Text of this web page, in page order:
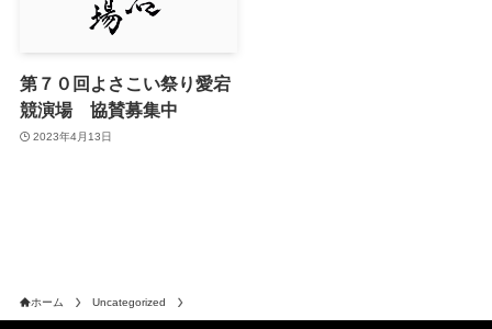
第７０回よさこい祭り愛宕
競演場 協賛募集中
2023年4月13日
ホーム Uncategorized